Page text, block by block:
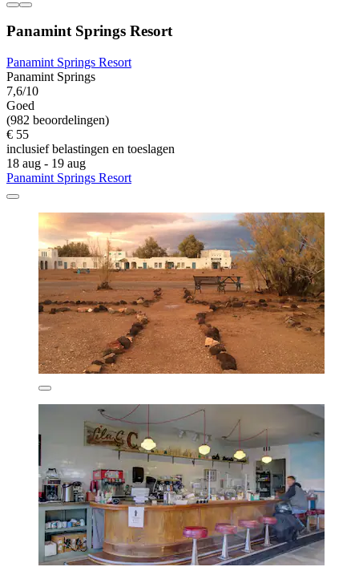
Panamint Springs Resort
Panamint Springs Resort
Panamint Springs
7,6/10
Goed
(982 beoordelingen)
€ 55
inclusief belastingen en toeslagen
18 aug - 19 aug
Panamint Springs Resort